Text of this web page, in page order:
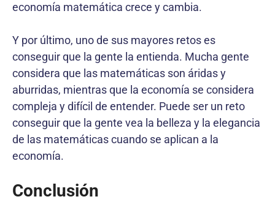
economía matemática crece y cambia.
Y por último, uno de sus mayores retos es
conseguir que la gente la entienda. Mucha gente
considera que las matemáticas son áridas y
aburridas, mientras que la economía se considera
compleja y difícil de entender. Puede ser un reto
conseguir que la gente vea la belleza y la elegancia
de las matemáticas cuando se aplican a la
economía.
Conclusión